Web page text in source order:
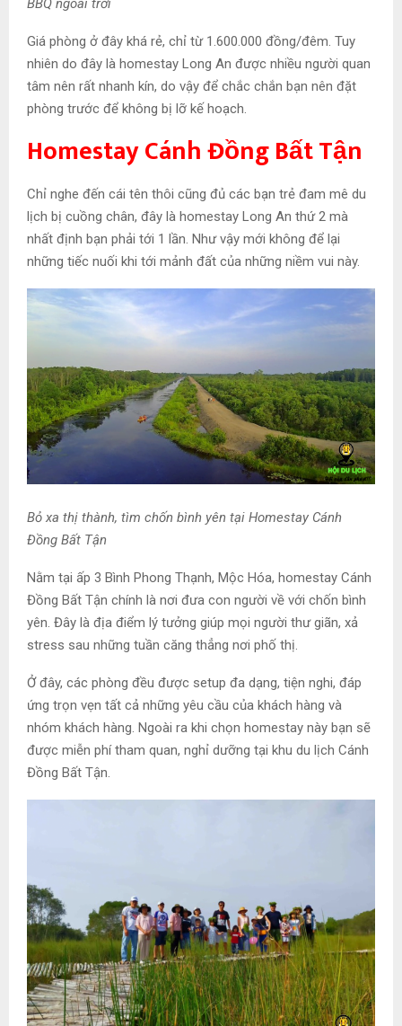
BBQ ngoài trời
Giá phòng ở đây khá rẻ, chỉ từ 1.600.000 đồng/đêm. Tuy
nhiên do đây là homestay Long An được nhiều người quan
tâm nên rất nhanh kín, do vậy để chắc chắn bạn nên đặt
phòng trước để không bị lỡ kế hoạch.
Homestay Cánh Đồng Bất Tận
Chỉ nghe đến cái tên thôi cũng đủ các bạn trẻ đam mê du
lịch bị cuồng chân, đây là homestay Long An thứ 2 mà
nhất định bạn phải tới 1 lần. Như vậy mới không để lại
những tiếc nuối khi tới mảnh đất của những niềm vui này.
Bỏ xa thị thành, tìm chốn bình yên tại Homestay Cánh
Đồng Bất Tận
Nằm tại ấp 3 Bình Phong Thạnh, Mộc Hóa, homestay Cánh
Đồng Bất Tận chính là nơi đưa con người về với chốn bình
yên. Đây là địa điểm lý tưởng giúp mọi người thư giãn, xả
stress sau những tuần căng thẳng nơi phố thị.
Ở đây, các phòng đều được setup đa dạng, tiện nghi, đáp
ứng trọn vẹn tất cả những yêu cầu của khách hàng và
nhóm khách hàng. Ngoài ra khi chọn homestay này bạn sẽ
được miễn phí tham quan, nghỉ dưỡng tại khu du lịch Cánh
Đồng Bất Tận.